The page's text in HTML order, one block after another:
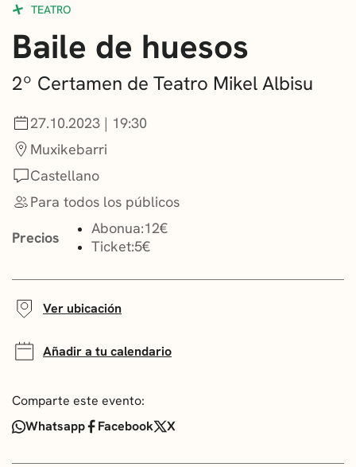
NOTICIAS
GETXO KULTURA
ASOCIACIONES CULTURALES
TEATRO
Baile de huesos
2º Certamen de Teatro Mikel Albisu
27.10.2023 | 19:30
Muxikebarri
Castellano
Para todos los públicos
Precios
Abonua:12€
Ticket:5€
Ver ubicación
Añadir a tu calendario
Comparte este evento:
Whatsapp
Facebook X